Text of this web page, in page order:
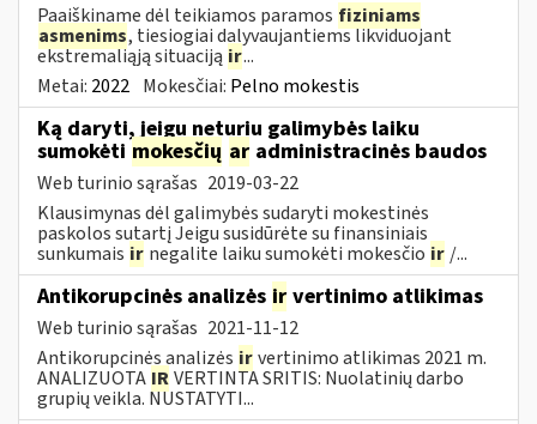
Paaiškiname dėl teikiamos paramos fiziniams
asmenims, tiesiogiai dalyvaujantiems likviduojant
ekstremaliąją situaciją ir...
Metai: 2022 Mokesčiai: Pelno mokestis
Ką daryti, jeigu neturiu galimybės laiku
sumokėti mokesčių ar administracinės baudos
Web turinio sąrašas 2019-03-22
Klausimynas dėl galimybės sudaryti mokestinės
paskolos sutartį Jeigu susidūrėte su finansiniais
sunkumais ir negalite laiku sumokėti mokesčio ir /...
Antikorupcinės analizės ir vertinimo atlikimas
Web turinio sąrašas 2021-11-12
Antikorupcinės analizės irvertinimo atlikimas 2021 m.
ANALIZUOTA IRVERTINTA SRITIS: Nuolatinių darbo
grupių veikla. NUSTATYTI...